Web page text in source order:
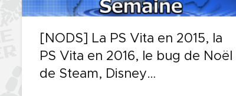
[NODS] La PS Vita en 2015, la
PS Vita en 2016, le bug de Noël
de Steam, Disney…